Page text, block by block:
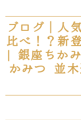
ブログ｜人
比べ！？新
| 銀座ちか
かみつ 並